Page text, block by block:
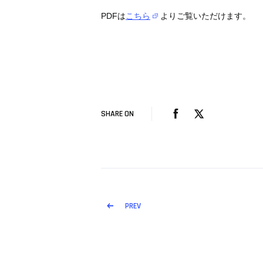
PDFはこちら よりご覧いただけます。
SHARE ON
PREV